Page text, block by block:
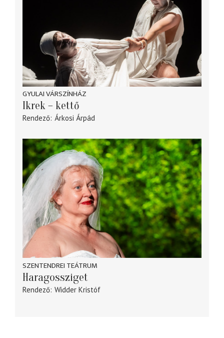
GYULAI VÁRSZÍNHÁZ
Ikrek – kettő
Rendező Árkosi Árpád
SZENTENDREI TEÁTRUM
Haragossziget
Rendező Widder Kristóf